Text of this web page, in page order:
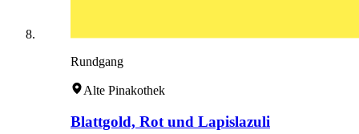
Rundgang
Alte Pinakothek
Blattgold, Rot und Lapislazuli